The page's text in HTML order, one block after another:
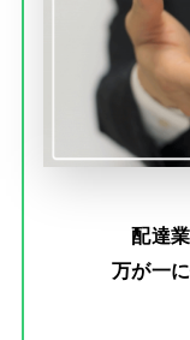
配達
万が一